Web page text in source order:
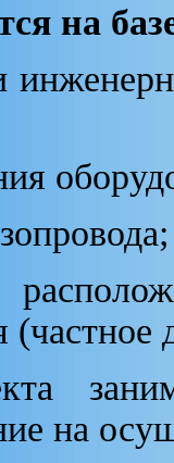
на
на